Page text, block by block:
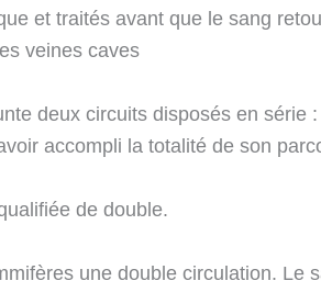
et traités avant que le sang
veines caves
deux circuits disposés en série
accompli la totalité de son
de double.
une double circulation.